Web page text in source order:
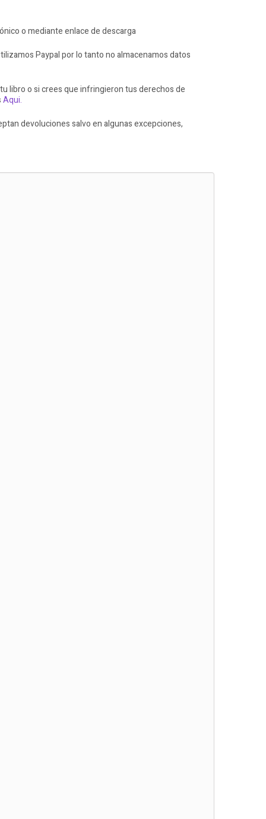
o mediante enlace de descarga
Paypal por lo tanto no almacenamos datos
libro o si crees que infringieron tus derechos de
Aqui.
devoluciones salvo en algunas excepciones,